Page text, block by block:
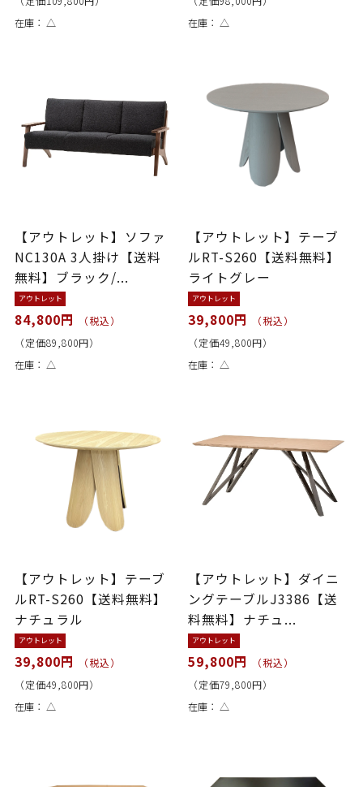
在庫： △
在庫： △
【アウトレット】ソファ
NC130A 3人掛け【送料
無料】ブラック/...
アウトレット
84,800円
（税込）
（定価89,800円）
在庫： △
【アウトレット】テーブ
ルRT-S260【送料無料】
ライトグレー
アウトレット
39,800円
（税込）
（定価49,800円）
在庫： △
【アウトレット】テーブ
ルRT-S260【送料無料】
ナチュラル
アウトレット
39,800円
（税込）
（定価49,800円）
在庫： △
【アウトレット】ダイニ
ングテーブルJ3386【送
料無料】ナチュ...
アウトレット
59,800円
（税込）
（定価79,800円）
在庫： △